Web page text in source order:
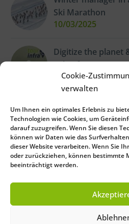
Cookie-
verwalten
Um Ihnen ein optimales Erlebnis zu
Technologien wie Cookies, um
darauf zuzugreifen. Wenn Sie diesen
können wir Daten wie das
dieser Website verarbeiten. Wenn Sie
oder zurückziehen, können bestimmte
beeinträchtigt werden.
Ski Marathon
10/03/2025
Digitize the planet
value for our
22/02/2025
New hiking map
19/02/2025
Trail guidance
Bretterschachten
11/02/2025
Close